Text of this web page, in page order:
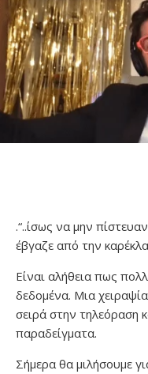
.“..ίσως να μην
έβγαζε από την
Είναι αλήθεια πως
δεδομένα. Μια
σειρά στην τηλεόραση
παραδείγματα.
Σήμερα θα μιλήσουμε